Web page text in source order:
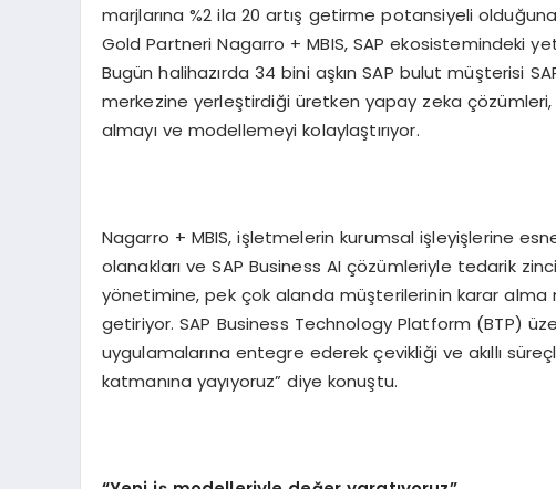
marjlarına %2 ila 20 artış getirme potansiyeli
Gold Partneri Nagarro + MBIS, SAP ekosistemindeki
Bugün halihazırda 34 bini aşkın SAP bulut müşterisi
merkezine yerleştirdiği üretken yapay zeka
almayı ve modellemeyi kolaylaştırıyor.
Nagarro + MBIS, işletmelerin kurumsal işleyişlerine
olanakları ve SAP Business AI çözümleriyle tedarik
yönetimine, pek çok alanda müşterilerinin karar alma
getiriyor. SAP Business Technology Platform (BTP)
uygulamalarına entegre ederek çevikliği ve akıllı
katmanına yayıyoruz” diye konuştu.